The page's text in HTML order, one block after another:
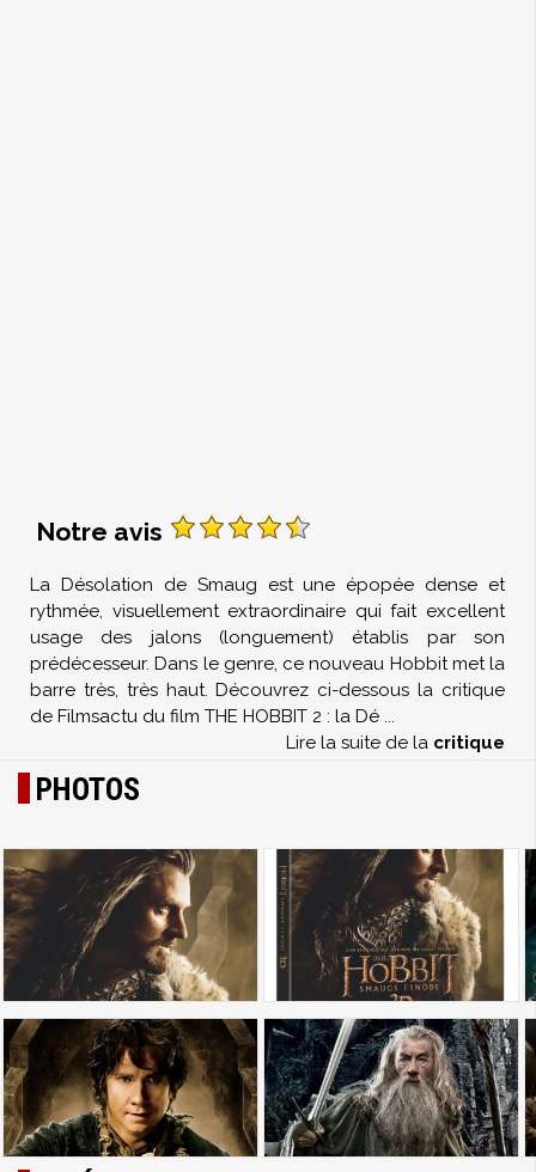
Notre avis
La Désolation de Smaug est une épopée dense et
rythmée, visuellement extraordinaire qui fait excellent
usage des jalons (longuement) établis par son
prédécesseur. Dans le genre, ce nouveau Hobbit met la
barre très, très haut. Découvrez ci-dessous la critique
de Filmsactu du film THE HOBBIT 2 : la Dé ...
Lire la suite de la critique
PHOTOS